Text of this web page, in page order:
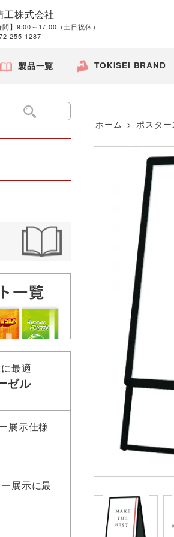
工株式会社
間】9:00～17:00（土日祝休）
255-1287
製品一覧 TOKISEI BRAND
ホーム > ポスター
最適
ゼル
展示仕様
展示に最